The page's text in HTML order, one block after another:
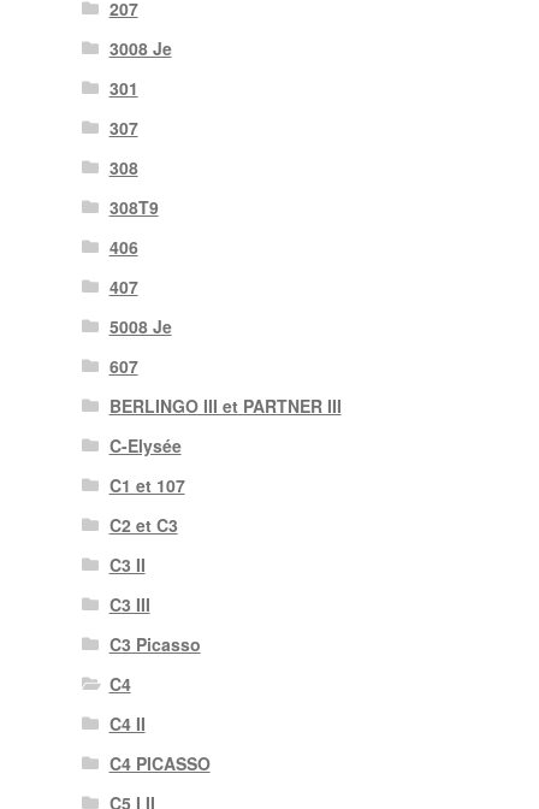
207
3008 Je
301
307
308
308T9
406
407
5008 Je
607
BERLINGO III et PARTNER III
C-Elysée
C1 et 107
C2 et C3
C3 II
C3 III
C3 Picasso
C4
C4 II
C4 PICASSO
C5 I II